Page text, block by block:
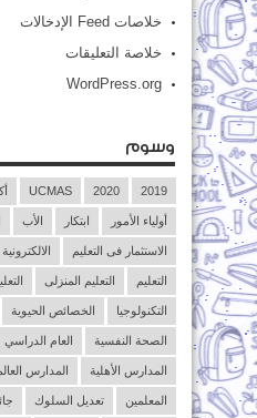
خلاصات Feed الإدخالات
خلاصة التعليقات
WordPress.org
وسوم
2019
2020
UCMAS
أولياء الأمور ابتكار الأب
الاستثمار فى التعليم الالكترونية
التعليم التعليم المنزلى
التكنولوجيا الخصائص الحيوية
الصحة النفسية العام الدراسي
المدارس الأهلية المدارس
المعلمين تعديل السلوك